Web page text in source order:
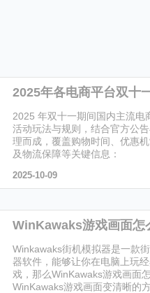
2025年各电商平台双十
2025 年双十一期间国内主流电
活动玩法与规则，结合官方公
理而成，覆盖购物时间、优惠
及物流保障等关键信息：
2025-10-09
Winkawaks街机模拟器是一款
器软件，能够让你在电脑上玩
戏，那么WinKawaks游戏画面
WinKawaks游戏画面变清晰的